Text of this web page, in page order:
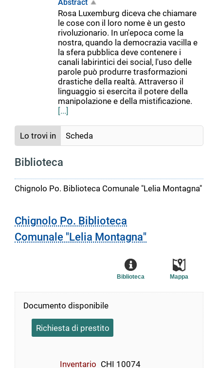
Abstract
Rosa Luxemburg diceva che chiamare
le cose con il loro nome è un gesto
rivoluzionario. In un'epoca come la
nostra, quando la democrazia vacilla e
la sfera pubblica deve contenere i
canali labirintici dei social, l'uso delle
parole può produrre trasformazioni
drastiche della realtà. Attraverso il
linguaggio si esercita il potere della
manipolazione e della mistificazione.
[...]
Lo trovi in Scheda
Biblioteca
Chignolo Po. Biblioteca Comunale "Lelia Montagna"
Chignolo Po. Biblioteca
Comunale "Lelia Montagna"
Mappa
Biblioteca
Documento disponibile
Richiesta di prestito
Inventario CHI 10074